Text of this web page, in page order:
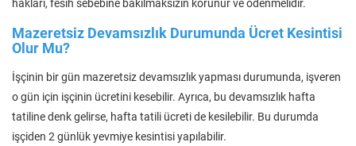
hakları, fesih sebebine bakılmaksızın korunur ve ödenmelidir.
Mazeretsiz Devamsızlık Durumunda Ücret Kesintisi
Olur Mu?
İşçinin bir gün mazeretsiz devamsızlık yapması durumunda, işveren
o gün için işçinin ücretini kesebilir. Ayrıca, bu devamsızlık hafta
tatiline denk gelirse, hafta tatili ücreti de kesilebilir. Bu durumda
işçiden 2 günlük yevmiye kesintisi yapılabilir.